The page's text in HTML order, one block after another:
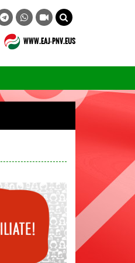
WWW.EAJ-PNV.EUS